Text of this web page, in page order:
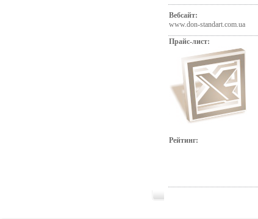
Вебсайт:
www.don-standart.com.ua
Прайс-лист:
Рейтинг: